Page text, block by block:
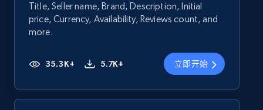
Title, Seller name, Brand, Description, Initial
price, Currency, Availability, Reviews count, and
more.
35.3K+ 5.7K+ 立即开始